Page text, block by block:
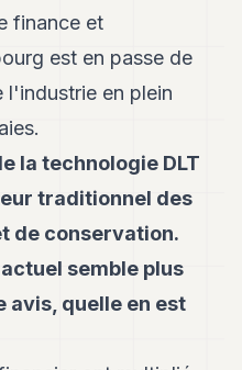
finance et
est en passe de
l'industrie en plein
la technologie DLT
traditionnel des
de conservation.
semble plus
avis, quelle en est